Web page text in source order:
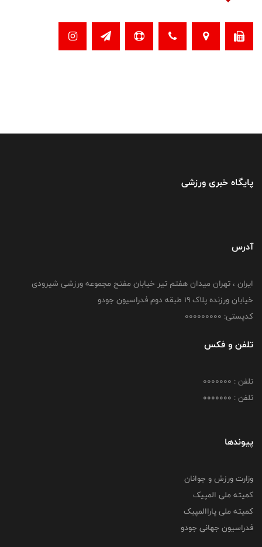
پایگاه خبری ورزشی
آدرس
ایران ، تهران میدان هفتم تیر خیابان مفتح مجموعه ورزشی شیرودی
خیابان ورزنده پلاک ۱۹ طبقه دوم فدراسیون جودو
کدپستی: 000000000
تلفن و فکس
تلفن : 0000000
تلفن : 0000000
پیوندها
وزارت ورزش و جوانان
کمیته ملی المپیک
کمیته ملی پاراالمپیک
فدراسیون جهانی جودو